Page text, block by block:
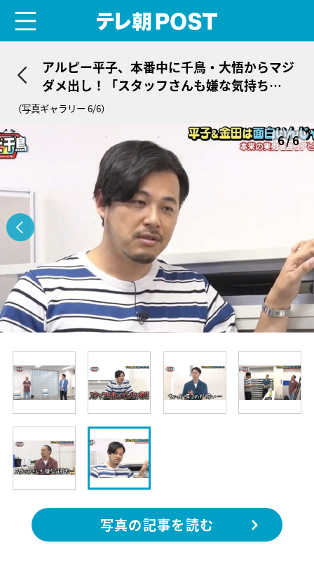
アルピー平子、本番中に千鳥・大悟からマジ
ダメ出し！「スタッフさんも嫌な気持ち
に…」
（写真ギャラリー 6/6）
6/6
写真の記事を読む